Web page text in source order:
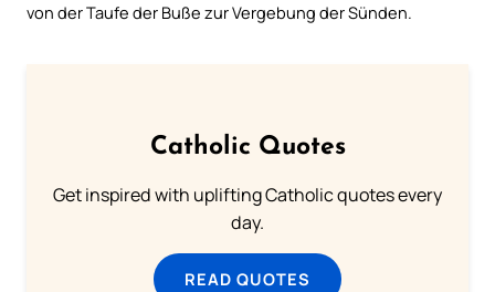
von der Taufe der Buße zur Vergebung der Sünden.
Catholic Quotes
Get inspired with uplifting Catholic quotes every
day.
READ QUOTES